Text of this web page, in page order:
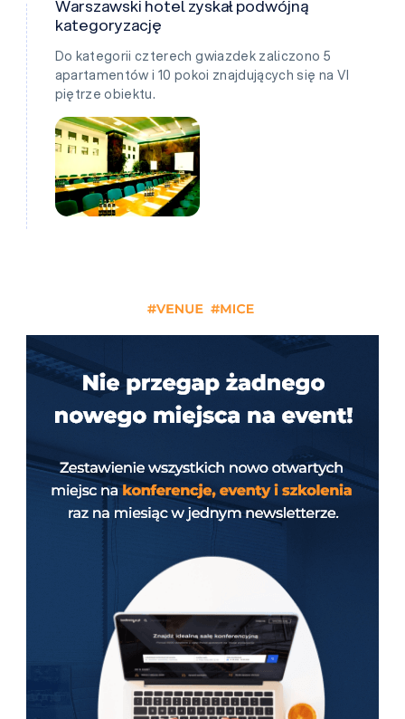
Warszawski hotel zyskał podwójną
kategoryzację
Do kategorii czterech gwiazdek zaliczono 5
apartamentów i 10 pokoi znajdujących się na VI
piętrze obiektu.